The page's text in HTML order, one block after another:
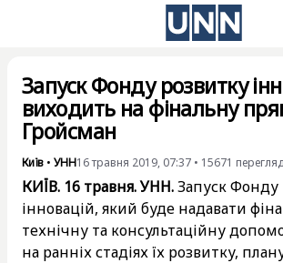
Запуск Фонду розвитку
виходить на фінальну
Гройсман
Київ • УНН16 травня 2019, 07:37 • 15671
КИЇВ. 16 травня. УНН.Запуск Фонду
інновацій, який буде надавати
технічну та консультаційну
на ранніх стадіях їх розвитку,